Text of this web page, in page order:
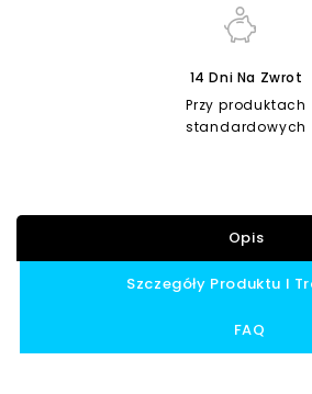
14 Dni Na Zwrot
Przy produktach
standardowych
Opis
Szczegóły Produktu I
FAQ